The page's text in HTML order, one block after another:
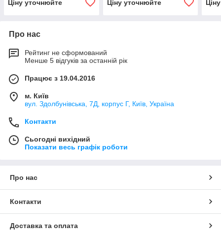
Ціну уточнюйте
Ціну уточнюйте
Про нас
Рейтинг не сформований
Менше 5 відгуків за останній рік
Працює з 19.04.2016
м. Київ
вул. Здолбунівська, 7Д, корпус Г, Київ, Україна
Контакти
Сьогодні вихідний
Показати весь графік роботи
Про нас
Контакти
Доставка та оплата